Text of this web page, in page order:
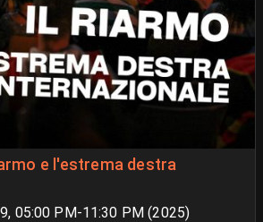
e l'estrema destra
05:00 PM-11:30 PM (2025)